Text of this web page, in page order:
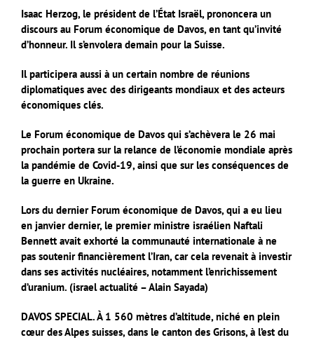
Isaac Herzog, le président de l’État Israël, prononcera un
discours au Forum économique de Davos, en tant qu’invité
d’honneur. Il s’envolera demain pour la Suisse.
Il participera aussi à un certain nombre de réunions
diplomatiques avec des dirigeants mondiaux et des acteurs
économiques clés.
Le Forum économique de Davos qui s’achèvera le 26 mai
prochain portera sur la relance de l’économie mondiale après
la pandémie de Covid-19, ainsi que sur les conséquences de
la guerre en Ukraine.
Lors du dernier Forum économique de Davos, qui a eu lieu
en janvier dernier, le premier ministre israélien Naftali
Bennett avait exhorté la communauté internationale à ne
pas soutenir financièrement l’Iran, car cela revenait à investir
dans ses activités nucléaires, notamment l’enrichissement
d’uranium. (israel actualité – Alain Sayada)
DAVOS SPECIAL. À 1 560 mètres d’altitude, niché en plein
cœur des Alpes suisses, dans le canton des Grisons, à l’est du